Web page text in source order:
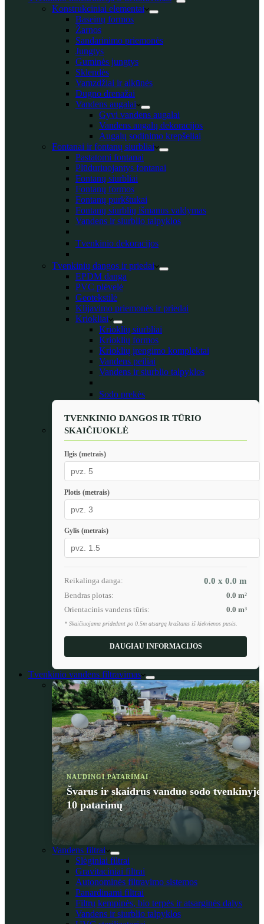
Konstrukciniai elementai
Baseinų formos
Žarnos
Sandarinimo priemonės
Jungtys
Guminės jungtys
Sklendės
Vamzdžiai ir alkūnės
Dugno drenažai
Vandens augalai
Gyvi vandens augalai
Vandens augalų dekoracijos
Augalų sodinimo krepšeliai
Fontanai ir fontanų siurbliai
Pastatomi fontanai
Plūduriuojantys fontanai
Fontanų siurbliai
Fontanų formos
Fontanų purkštukai
Fontanų siurblių išmanus valdymas
Vandens ir siurblio talpyklos
Tvenkinio dekoracijos
Tvenkinių dangos ir priedai
EPDM danga
PVC plėvelė
Geotekstilė
Klijavimo priemonės ir priedai
Kriokliai
Krioklių siurbliai
Krioklių formos
Krioklių įrengimo komplektai
Vandens peiliai
Vandens ir siurblio talpyklos
Sodo prekės
TVENKINIO DANGOS IR TŪRIO
SKAIČIUOKLĖ
Ilgis (metrais)
Plotis (metrais)
Gylis (metrais)
Reikalinga danga: 0.0 x 0.0 m
Bendras plotas: 0.0 m²
Orientacinis vandens tūris:
0.0 m³
* Skaičiuojama pridedant po 0.5m atsargą kraštams iš kiekvienos pusės.
DAUGIAU INFORMACIJOS
Tvenkinio vandens filtravimas
NAUDINGI PATARIMAI
Švarus ir skaidrus vanduo sodo tvenkinyje:
10 patarimų
Vandens filtrai
Slėginiai filtrai
Gravitaciniai filtrai
Autonominės filtravimo sistemos
Panardinami filtrai
Filtrų kempinės, bio terpės ir atsarginės dalys
Vandens ir siurblio talpyklos